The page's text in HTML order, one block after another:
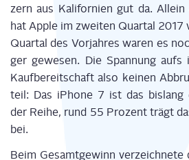
zern aus Kali­for­ni­en gut da.
hat Apple im zwei­ten Quar­tal 2017
Quar­tal des Vor­jah­res waren es
ger gewe­sen. Die Span­nung
Kauf­be­reit­schaft also kei­nen
teil: Das iPho­ne 7 ist das bis­lang
der Rei­he, rund 55 Pro­zent trägt
bei.
Beim Gesamt­ge­winn